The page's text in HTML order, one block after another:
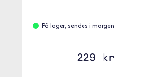
På lager, sendes i morgen
229 kr